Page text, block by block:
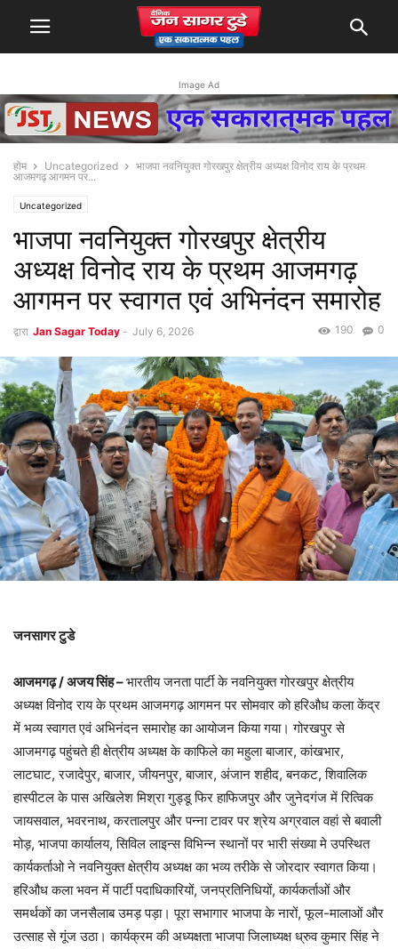
Image Ad
होम Uncategorized
भाजपा नवनियुक्त गोरखपुर क्षेत्रीय अध्यक्ष विनोद राय के प्रथम
आजमगढ़ आगमन पर...
Uncategorized
भाजपा नवनियुक्त गोरखपुर क्षेत्रीय
अध्यक्ष विनोद राय के प्रथम आजमगढ़
आगमन पर स्वागत एवं अभिनंदन समारोह
द्वारा Jan Sagar Today - July 6, 2026 0
190
जनसागर टुडे
आजमगढ़ / अजय सिंह –भारतीय जनता पार्टी के नवनियुक्त गोरखपुर क्षेत्रीय
अध्यक्ष विनोद राय के प्रथम आजमगढ़ आगमन पर सोमवार को हरिऔध कला केंद्र
में भव्य स्वागत एवं अभिनंदन समारोह का आयोजन किया गया। गोरखपुर से
आजमगढ़ पहुंचते ही क्षेत्रीय अध्यक्ष के काफिले का महुला बाजार, कांखभार,
लाटघाट, रजादेपुर, बाजार, जीयनपुर, बाजार, अंजान शहीद, बनकट, शिवालिक
हास्पीटल के पास अखिलेश मिश्रा गुड्डू फिर हाफिजपुर और जुनेदगंज में रित्विक
जायसवाल, भवरनाथ, करतालपुर और पन्ना टावर पर श्रेय अग्रवाल वहां से बवाली
मोड़, भाजपा कार्यालय, सिविल लाइन्स विभिन्न स्थानों पर भारी संख्या मे उपस्थित
कार्यकर्ताओ ने नवनियुक्त क्षेत्रीय अध्यक्ष का भव्य तरीके से जोरदार स्वागत किया।
हरिऔध कला भवन में पार्टी पदाधिकारियों, जनप्रतिनिधियों, कार्यकर्ताओं और
समर्थकों का जनसैलाब उमड़ पड़ा। पूरा सभागार भाजपा के नारों, फूल-मालाओं और
उत्साह से गूंज उठा। कार्यक्रम की अध्यक्षता भाजपा जिलाध्यक्ष ध्रुव कुमार सिंह ने